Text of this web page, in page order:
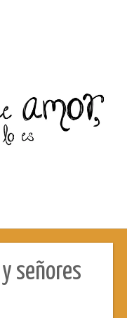
señores